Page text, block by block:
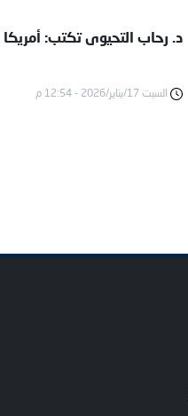
د. رحاب التحيوى تكتب: أمريكا
السبت 17/يناير/2026 - 12:54 م